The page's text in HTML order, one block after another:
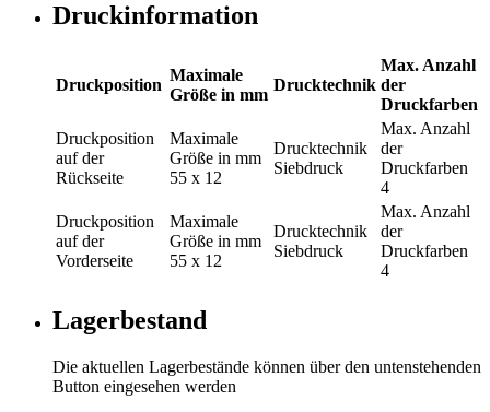
Druckinformation
Druckposition
Maximale
Größe in mm
Drucktechnik
Max. Anzahl
der
Druckfarben
Druckposition
auf der
Rückseite
Maximale
Größe in mm
55 x 12
Drucktechnik
Siebdruck
Max. Anzahl
der
Druckfarben
4
Druckposition
auf der
Vorderseite
Maximale
Größe in mm
55 x 12
Drucktechnik
Siebdruck
Max. Anzahl
der
Druckfarben
4
Lagerbestand
Die aktuellen Lagerbestände können über den untenstehenden
Button eingesehen werden